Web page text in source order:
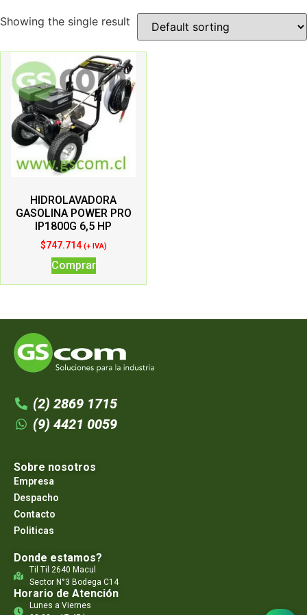
Showing the single result
HIDROLAVADORA
GASOLINA POWER PRO
IP1800G 6,5 HP
$747.714 (+ IVA)
Comprar
(2) 2869 1715
(9) 4421 0059
Sobre nosotros
Empresa
Despacho
Contacto
Politicas
Donde estamos?
Til Til 2640 Macul
Sector N°3 Bodega C14
Horario de Atención
Lunes a Viernes